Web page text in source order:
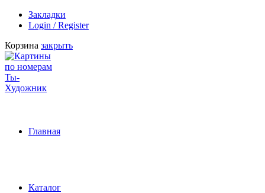
Закладки
Login / Register
Корзина закрыть
Главная
Каталог